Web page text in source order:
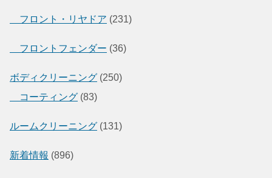
フロント・リヤドア (231)
フロントフェンダー (36)
ボディクリーニング (250)
コーティング (83)
ルームクリーニング (131)
新着情報 (896)